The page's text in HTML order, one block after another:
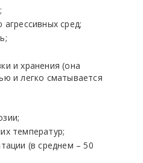
сред;
и хранения (она
и легко сматывается
температур;
(в среднем – 50